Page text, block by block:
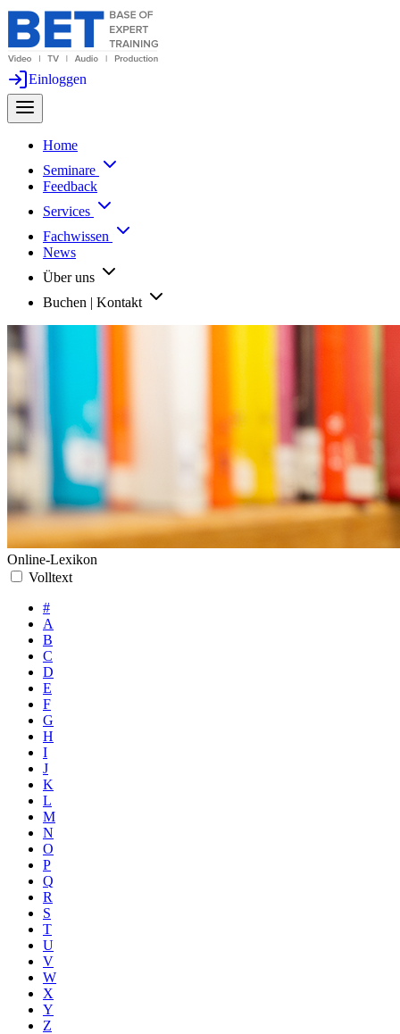
Einloggen
Home
Seminare
Feedback
Services
Fachwissen
News
Über uns
Buchen | Kontakt
Online-Lexikon
Volltext
#
A
B
C
D
E
F
G
H
I
J
K
L
M
N
O
P
Q
R
S
T
U
V
W
X
Y
Z